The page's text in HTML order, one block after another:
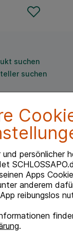
persönlicher
Apps
anderem
reibungslos
.
suchen
suchen
ist
Institut für
und